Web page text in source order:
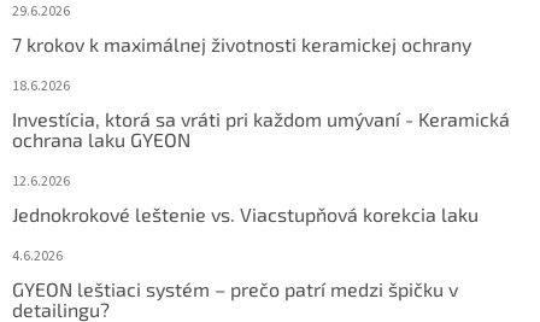
29.6.2026
7 krokov k maximálnej životnosti keramickej ochrany
18.6.2026
Investícia, ktorá sa vráti pri každom umývaní - Keramická
ochrana laku GYEON
12.6.2026
Jednokrokové leštenie vs. Viacstupňová korekcia laku
4.6.2026
GYEON leštiaci systém – prečo patrí medzi špičku v
detailingu?